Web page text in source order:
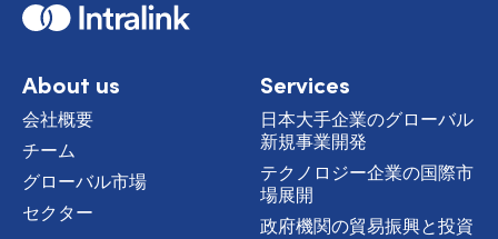
H
o
About us
会社概要
チーム
グローバル市場
セクター
Services
日本大手企業のグローバル
新規事業開発
テクノロジー企業の国際市
場展開
政府機関の貿易振興と投資